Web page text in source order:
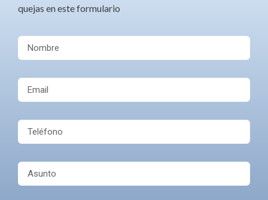
quejas en este formulario